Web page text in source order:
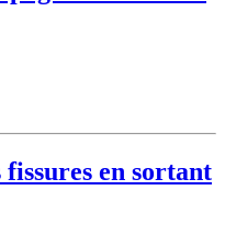
en sortant